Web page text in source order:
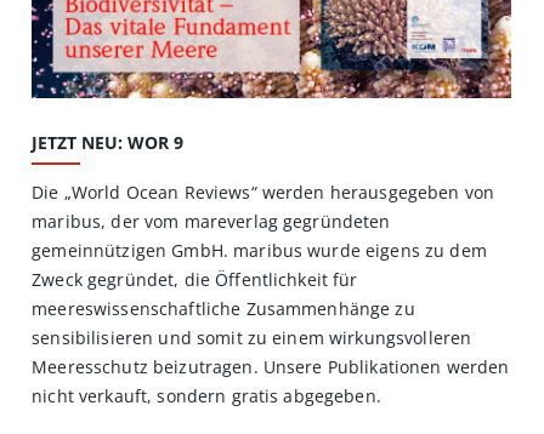
JETZT NEU: WOR 9
Die „World Ocean Reviews“ werden herausgegeben von
maribus, der vom mareverlag gegründeten
gemeinnützigen GmbH. maribus wurde eigens zu dem
Zweck gegründet, die Öffentlichkeit für
meereswissenschaftliche Zusammenhänge zu
sensibilisieren und somit zu einem wirkungsvolleren
Meeresschutz beizutragen. Unsere Publikationen werden
nicht verkauft, sondern gratis abgegeben.